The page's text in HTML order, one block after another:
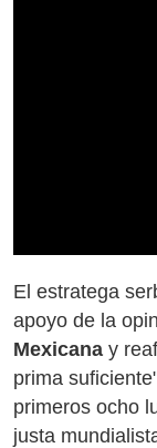
El estratega
apoyo de la
Mexicana y
prima
primeros ocho
justa